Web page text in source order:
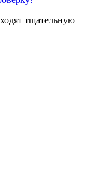
тщательную